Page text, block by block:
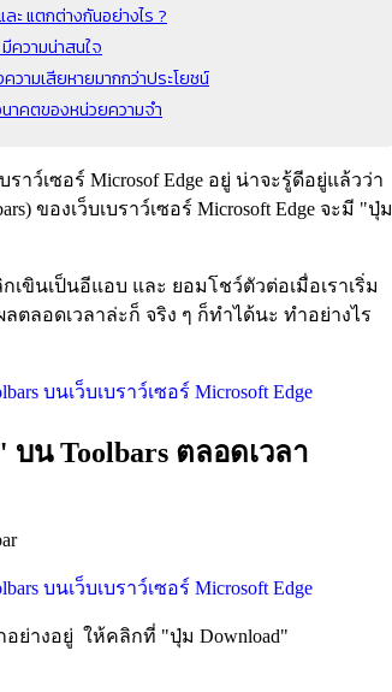
ะ แตกต่างกันอย่างไร ?
ความน่าสนใจ
ามเสียหายมากกว่าประโยชน์
าคตของหน่วยความจำ
ว์เซอร์ Microsof Edge อยู่ น่าจะรู้ดีอยู่แล้วว่า
ของเว็บเบราว์เซอร์ Microsoft Edge จะมี "ปุ่ม
เขินเป็นอีแอบ และ ยอมโชว์ตัวต่อเมื่อเราเริ่ม
ลอดเวลาล่ะก็ จริง ๆ ก็ทำได้นะ ทำอย่างไร
น Toolbars ตลอดเวลา
ย่างอยู่ ให้คลิกที่ "ปุ่ม Download"